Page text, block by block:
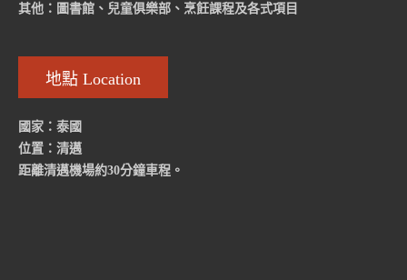
其他：圖書館、兒童俱樂部、烹飪課程及各式項目
地點 Location
國家：泰國
位置：清邁
距離清邁機場約30分鐘車程。